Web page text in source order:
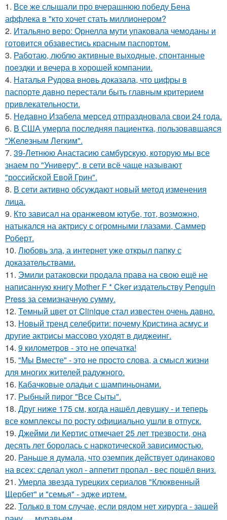
1. Все же слышали про вчерашнюю победу Бена
аффлека в "кто хочет стать миллионером?
2. Итальяно веро: Орнелла мути упаковала чемоданы и
готовится обзавестись красным паспортом.
3. Работаю, люблю активные выходные, спонтанные
поездки и вечера в хорошей компании.
4. Наталья Рудова вновь доказала, что цифры в
паспорте давно перестали быть главным критерием
привлекательности.
5. Недавно Изабела мерсед отпраздновала свои 24 года.
6. В США умерла последняя пациентка, пользовавшаяся
"Железным Легким".
7. 39-Летнюю Анастасию самбурскую, которую мы все
знаем по "Универу", в сети всё чаще называют
"российской Евой Грин".
8. В сети активно обсуждают новый метод изменения
лица.
9. Кто зависал на оранжевом ютубе, тот, возможно,
натыкался на актрису с огромными глазами, Саммер
Роберт.
10. Любовь зла, а интернет уже открыл папку с
доказательствами.
11. Эмили ратаковски продала права на свою ещё не
написанную книгу Mother F * Cker издательству Penguin
Press за семизначную сумму.
12. Темный цвет от Clinique стал известен очень давно.
13. Новый тренд селебрити: почему Кристина асмус и
другие актрисы массово уходят в диджеинг.
14. 9 километров - это не опечатка!
15. "Мы Вместе" - это не просто слова, а смысл жизни
для многих жителей радужного.
16. Кабачковые оладьи с шампиньонами.
17. Рыбный пирог "Все Сыты".
18. Друг ниже 175 см, когда нашёл девушку - и теперь
все комплексы по росту официально ушли в отпуск.
19. Джейми ли Кертис отмечает 25 лет трезвости, она
десять лет боролась с наркотической зависимостью.
20. Раньше я думала, что оземпик действует одинаково
на всех: сделал укол - аппетит пропал - вес пошёл вниз.
21. Умерла звезда турецких сериалов "Клюквенный
Щербет" и "семья" - эдже иртем.
22. Только в том случае, если рядом нет хирурга - зашей